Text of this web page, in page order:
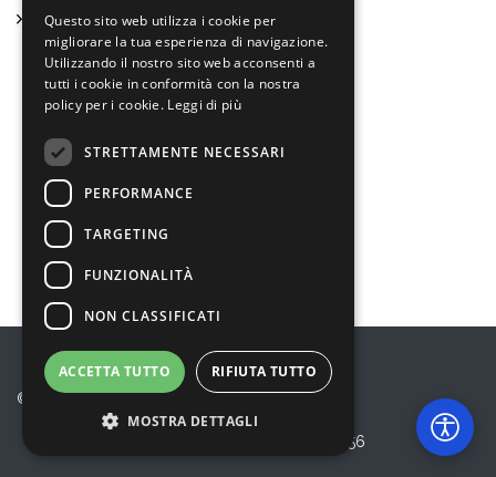
Statuto
Anziani
Disabilità e Fragilità
Gli altri Servizi
© 2026 Eureka! Cooperativa Sociale
P.I. 10864220156
Questo sito web utilizza i cookie per
migliorare la tua esperienza di navigazione.
Utilizzando il nostro sito web acconsenti a
tutti i cookie in conformità con la nostra
policy per i cookie. Leggi di più
STRETTAMENTE NECESSARI
PERFORMANCE
TARGETING
FUNZIONALITÀ
NON CLASSIFICATI
ACCETTA TUTTO RIFIUTA TUTTO
MOSTRA DETTAGLI